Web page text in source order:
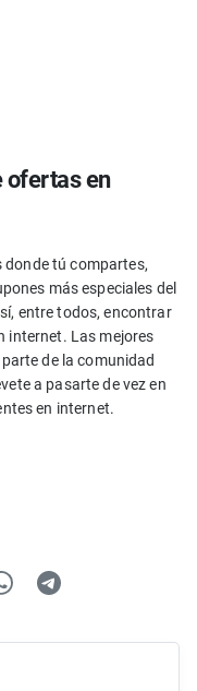
ofertas en
donde tú compartes,
más especiales del
entre todos, encontrar
internet. Las mejores
de la comunidad
a pasarte de vez en
en internet.